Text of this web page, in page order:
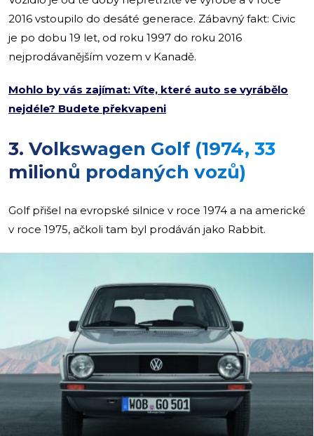
2016 vstoupilo do desáté generace. Zábavný fakt: Civic
je po dobu 19 let, od roku 1997 do roku 2016
nejprodávanějším vozem v Kanadě.
Mohlo by vás zajímat: Víte, které auto se vyrábělo
nejdéle? Budete překvapeni
3. Volkswagen Golf (1974, 33
milionů prodaných vozů)
Golf přišel na evropské silnice v roce 1974 a na americké
v roce 1975, ačkoli tam byl prodáván jako Rabbit.